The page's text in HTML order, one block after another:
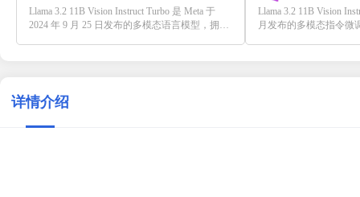
Llama 3.2 11B Vision Instruct Turbo 是 Meta 于
2024 年 9 月 25 日发布的多模态语言模型，拥有
多语言场景。
Llama 3.2 11B Vision
月发布的多模态指令微
详情介绍